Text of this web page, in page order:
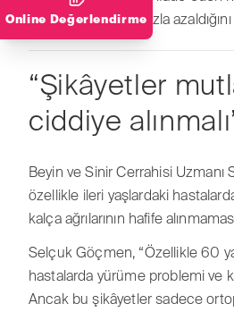
Online Değerlendirme
sonrası ağrılarının hızla
“Şikâyetler
ciddiye
Beyin ve Sinir Cerrahisi Uzmanı
özellikle ileri yaşlardaki
kalça ağrılarının hafife
Selçuk Göçmen, “Özellikle 60
hastalarda yürüme problemi ve
Ancak bu şikâyetler sadece